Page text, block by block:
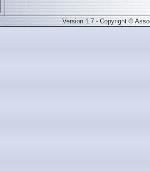
Version 1.7 - Copyright ©